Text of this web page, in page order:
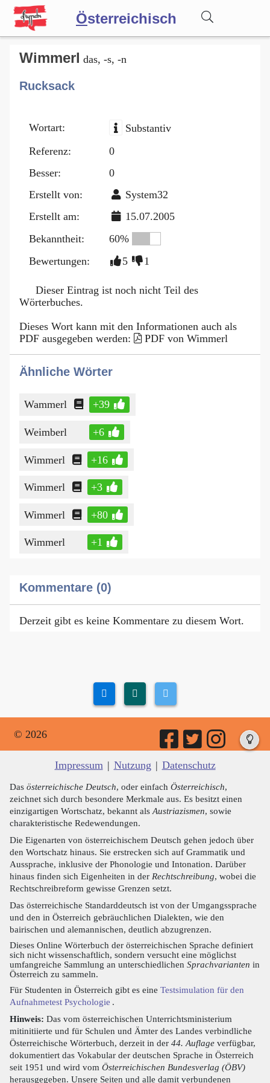
Österreichisch
Wörterbuch
Forum
Blog
Wimmerl das, -s, -n
Rucksack
Wortart:
Substantiv
Referenz:
0
Besser:
0
Erstellt von:
System32
Erstellt am:
15.07.2005
Bekanntheit:
60%
Bewertungen:
5 1
Dieser Eintrag ist noch nicht Teil des
Wörterbuches.
Dieses Wort kann mit den Informationen auch als
PDF ausgegeben werden:
PDF von Wimmerl
Ähnliche Wörter
Wammerl +39
Weimberl +6
Wimmerl +16
Wimmerl +3
Wimmerl +80
Wimmerl +1
Kommentare (0)
Derzeit gibt es keine Kommentare zu diesem Wort.
© 2026
Impressum | Nutzung | Datenschutz
Das österreichische Deutsch, oder einfach Österreichisch,
zeichnet sich durch besondere Merkmale aus. Es besitzt einen
einzigartigen Wortschatz, bekannt als Austriazismen, sowie
charakteristische Redewendungen.
Die Eigenarten von österreichischem Deutsch gehen jedoch über
den Wortschatz hinaus. Sie erstrecken sich auf Grammatik und
Aussprache, inklusive der Phonologie und Intonation. Darüber
hinaus finden sich Eigenheiten in der Rechtschreibung, wobei die
Rechtschreibreform gewisse Grenzen setzt.
Das österreichische Standarddeutsch ist von der Umgangssprache
und den in Österreich gebräuchlichen Dialekten, wie den
bairischen und alemannischen, deutlich abzugrenzen.
Dieses Online Wörterbuch der österreichischen Sprache definiert
sich nicht wissenschaftlich, sondern versucht eine möglichst
umfangreiche Sammlung an unterschiedlichen Sprachvarianten in
Österreich zu sammeln.
Für Studenten in Österreich gibt es eine Testsimulation für den
Aufnahmetest Psychologie .
Hinweis: Das vom österreichischen Unterrichtsministerium
mitinitiierte und für Schulen und Ämter des Landes verbindliche
Österreichische Wörterbuch, derzeit in der 44. Auflage verfügbar,
dokumentiert das Vokabular der deutschen Sprache in Österreich
seit 1951 und wird vom Österreichischen Bundesverlag (ÖBV)
herausgegeben. Unsere Seiten und alle damit verbundenen